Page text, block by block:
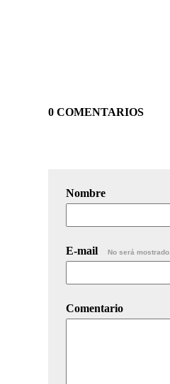
0 COMENTARIOS
Nombre
E-mail No será mostrado.
Comentario